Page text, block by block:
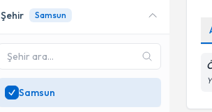
Online danışmanlık sunan
SadeceSamsun
uzman ara
Şehir Samsun
Samsun